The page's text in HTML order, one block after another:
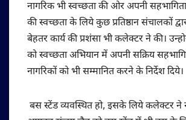
नागरिक भी स्वच्छता की ओर अपनी
की स्वच्छता के लिये कुछ प्रतिष्ठान संचालकों
बेहतर कार्य की प्रशंसा भी कलेक्टर ने की।
को स्वच्छता अभियान में अपनी सक्रिय
नागरिकों को भी सम्मानित करने के निर्देश दिये।
बस स्टेंड व्यवस्थित हो, इसके लिये कलेक्टर ने